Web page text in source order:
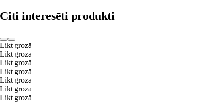
Citi interesēti produkti
Likt grozā
Likt grozā
Likt grozā
Likt grozā
Likt grozā
Likt grozā
Likt grozā